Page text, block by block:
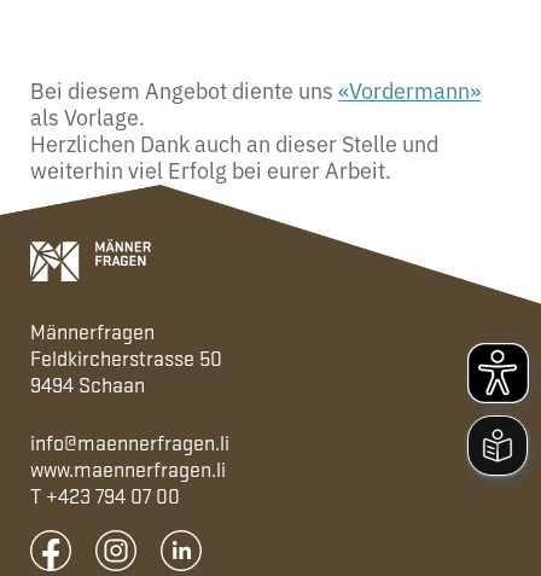
Bei diesem Angebot diente uns«Vordermann»
als Vorlage.
Herzlichen Dank auch an dieser Stelle und
weiterhin viel Erfolg bei eurer Arbeit.
Männerfragen
Feldkircherstrasse 50
9494 Schaan
info@maennerfragen.li
www.maennerfragen.li
T +423 794 07 00